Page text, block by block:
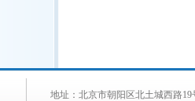
地址：北京市朝阳区北土城西路